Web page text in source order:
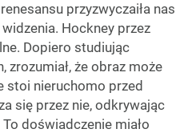
przyzwyczaiła nas
Hockney przez
Dopiero studiując
zrozumiał, że obraz może
stoi nieruchomo przed
się przez nie, odkrywając
doświadczenie miało